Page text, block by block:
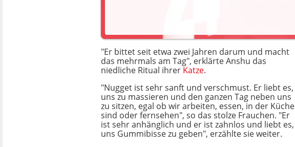
"Er bittet seit etwa zwei Jahren darum und macht
das mehrmals am Tag", erklärte Anshu das
niedliche Ritual ihrer Katze.
"Nugget ist sehr sanft und verschmust. Er liebt es,
uns zu massieren und den ganzen Tag neben uns
zu sitzen, egal ob wir arbeiten, essen, in der Küche
sind oder fernsehen", so das stolze Frauchen. "Er
ist sehr anhänglich und er ist zahnlos und liebt es,
uns Gummibisse zu geben", erzählte sie weiter.